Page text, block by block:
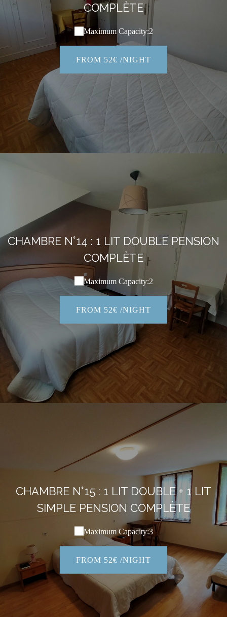
COMPLÈTE
Maximum Capacity:2
FROM 52€ /NIGHT
CHAMBRE N°14 : 1 LIT DOUBLE PENSION
COMPLÈTE
Maximum Capacity:2
FROM 52€ /NIGHT
CHAMBRE N°15 : 1 LIT DOUBLE + 1 LIT
SIMPLE PENSION COMPLÈTE
Maximum Capacity:3
FROM 52€ /NIGHT